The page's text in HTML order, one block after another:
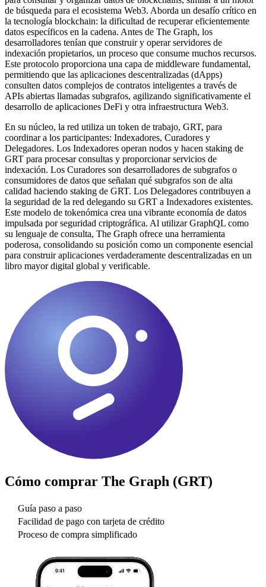
de búsqueda para el ecosistema Web3. Aborda un desafío crítico en
la tecnología blockchain: la dificultad de recuperar eficientemente
datos específicos en la cadena. Antes de The Graph, los
desarrolladores tenían que construir y operar servidores de
indexación propietarios, un proceso que consume muchos recursos.
Este protocolo proporciona una capa de middleware fundamental,
permitiendo que las aplicaciones descentralizadas (dApps)
consulten datos complejos de contratos inteligentes a través de
APIs abiertas llamadas subgrafos, agilizando significativamente el
desarrollo de aplicaciones DeFi y otra infraestructura Web3.
En su núcleo, la red utiliza un token de trabajo, GRT, para
coordinar a los participantes: Indexadores, Curadores y
Delegadores. Los Indexadores operan nodos y hacen staking de
GRT para procesar consultas y proporcionar servicios de
indexación. Los Curadores son desarrolladores de subgrafos o
consumidores de datos que señalan qué subgrafos son de alta
calidad haciendo staking de GRT. Los Delegadores contribuyen a
la seguridad de la red delegando su GRT a Indexadores existentes.
Este modelo de tokenómica crea una vibrante economía de datos
impulsada por seguridad criptográfica. Al utilizar GraphQL como
su lenguaje de consulta, The Graph ofrece una herramienta
poderosa, consolidando su posición como un componente esencial
para construir aplicaciones verdaderamente descentralizadas en un
libro mayor digital global y verificable.
Cómo comprar The Graph (GRT)
Guía paso a paso
Facilidad de pago con tarjeta de crédito
Proceso de compra simplificado